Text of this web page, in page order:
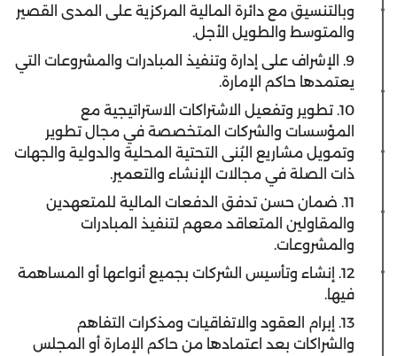
وبالتنسيق مع دائرة المالية المركزية على المدى القصير
والمتوسط والطويل الأجل.
9. الإشراف على إدارة وتنفيذ المبادرات والمشروعات التي
يعتمدها حاكم الإمارة.
10. تطوير وتفعيل الاشتراكات الاستراتيجية مع
المؤسسات والشركات المتخصصة في مجال تطوير
وتمويل مشاريع البُنى التحتية المحلية والدولية والجهات
ذات الصلة في مجالات الإنشاء والتعمير.
11. ضمان حسن تدفق الدفعات المالية للمتعهدين
والمقاولين المتعاقد معهم لتنفيذ المبادرات
والمشروعات.
12. إنشاء وتأسيس الشركات بجميع أنواعها أو المساهمة
فيها.
13. إبرام العقود والاتفاقيات ومذكرات التفاهم
والشراكات بعد اعتمادها من حاكم الإمارة أو المجلس